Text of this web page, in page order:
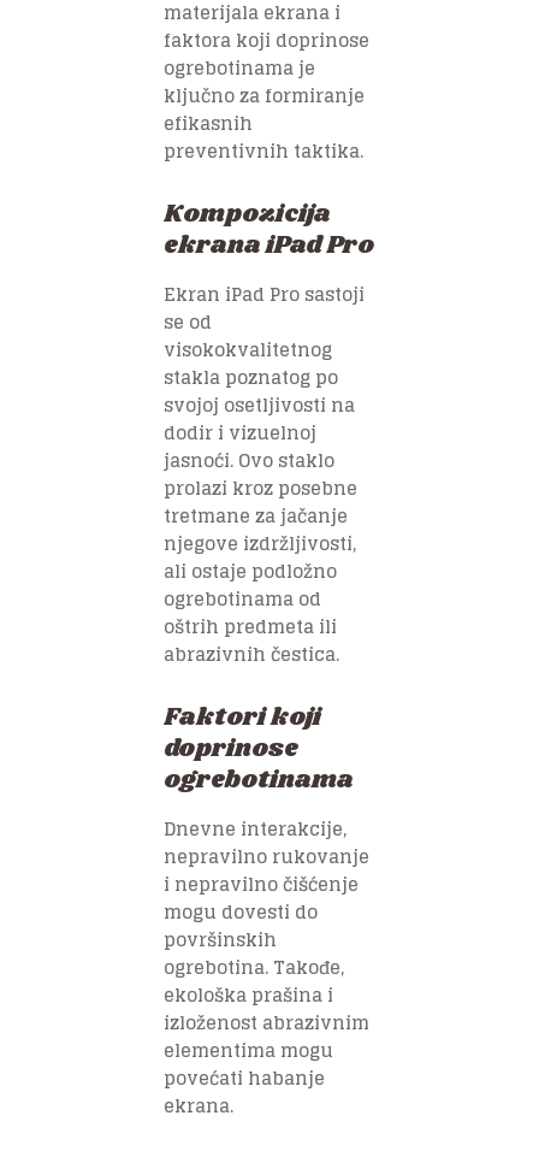
materijala ekrana i
faktora koji doprinose
ogrebotinama je
ključno za formiranje
efikasnih
preventivnih taktika.
Kompozicija
ekrana iPad Pro
Ekran iPad Pro sastoji
se od
visokokvalitetnog
stakla poznatog po
svojoj osetljivosti na
dodir i vizuelnoj
jasnoći. Ovo staklo
prolazi kroz posebne
tretmane za jačanje
njegove izdržljivosti,
ali ostaje podložno
ogrebotinama od
oštrih predmeta ili
abrazivnih čestica.
Faktori koji
doprinose
ogrebotinama
Dnevne interakcije,
nepravilno rukovanje
i nepravilno čišćenje
mogu dovesti do
površinskih
ogrebotina. Takođe,
ekološka prašina i
izloženost abrazivnim
elementima mogu
povećati habanje
ekrana.